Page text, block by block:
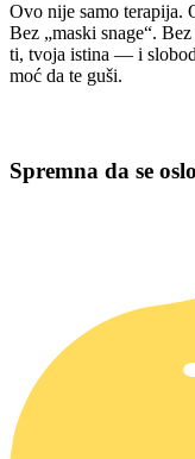
Ovo nije samo terapija.
Bez „maski snage“.
ti, tvoja istina — i
moć da te guši.
Spremna da se